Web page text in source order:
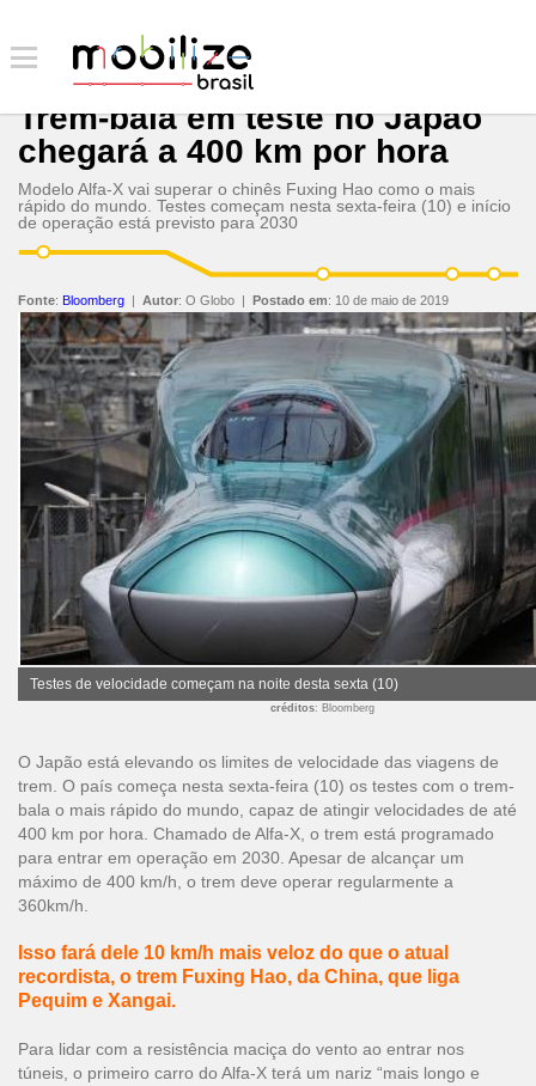
Trem-bala em teste no Japão
chegará a 400 km por hora
Modelo Alfa-X vai superar o chinês Fuxing Hao como o mais
rápido do mundo. Testes começam nesta sexta-feira (10) e início
de operação está previsto para 2030
Fonte: Bloomberg | Autor: O Globo | Postado em: 10 de maio de 2019
Testes de velocidade começam na noite desta sexta (10)
créditos: Bloomberg
O Japão está elevando os limites de velocidade das viagens de
trem. O país começa nesta sexta-feira (10) os testes com o trem-
bala o mais rápido do mundo, capaz de atingir velocidades de até
400 km por hora. Chamado de Alfa-X, o trem está programado
para entrar em operação em 2030. Apesar de alcançar um
máximo de 400 km/h, o trem deve operar regularmente a
360km/h.
Isso fará dele 10 km/h mais veloz do que o atual
recordista, o trem Fuxing Hao, da China, que liga
Pequim e Xangai.
Para lidar com a resistência maciça do vento ao entrar nos
túneis, o primeiro carro do Alfa-X terá um nariz “mais longo e